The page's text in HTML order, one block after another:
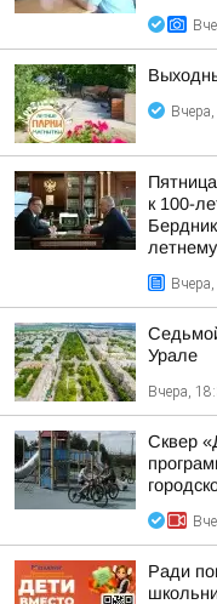
к 100-
Урале
Вчера,
Сквер
Ради